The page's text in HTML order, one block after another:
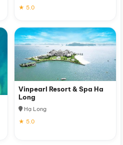
★ 5.0
Vinpearl Resort & Spa Ha
Long
Hạ Long
★ 5.0